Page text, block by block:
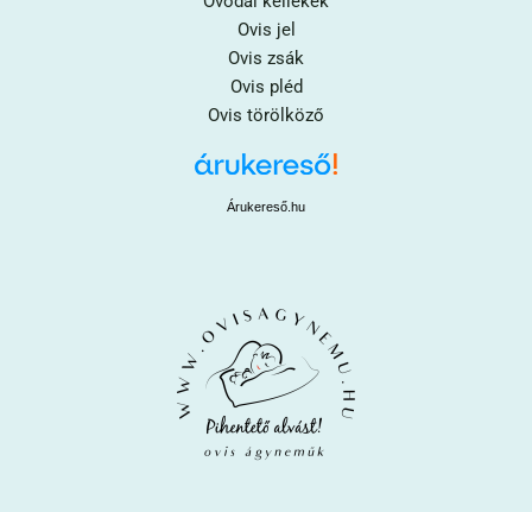
Ovis jel
Ovis zsák
Ovis pléd
Ovis törölköző
Árukereső.hu